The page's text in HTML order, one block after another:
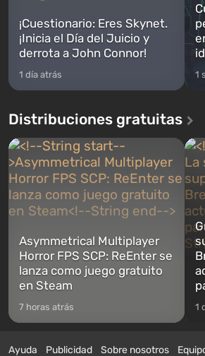
¡Cuestionario: Eres Skynet.
¡Inicia el Día del Juicio y
derrota a John Connor!
1 día atrás 1
Distribuciones gratuitas
Asymmetrical Multiplayer
Horror FPS SCP: ReEnter se
lanza como juego gratuito
en Steam
7 horas atrás 1
Ayuda Publicidad Sobre nosotros